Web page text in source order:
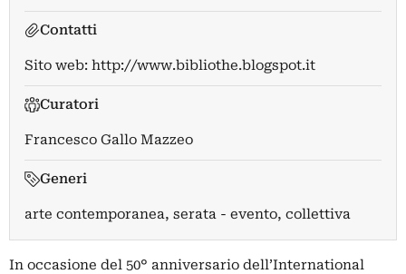
Contatti
Sito web: http://www.bibliothe.blogspot.it
Curatori
Francesco Gallo Mazzeo
Generi
arte contemporanea, serata - evento, collettiva
In occasione del 50° anniversario dell’International